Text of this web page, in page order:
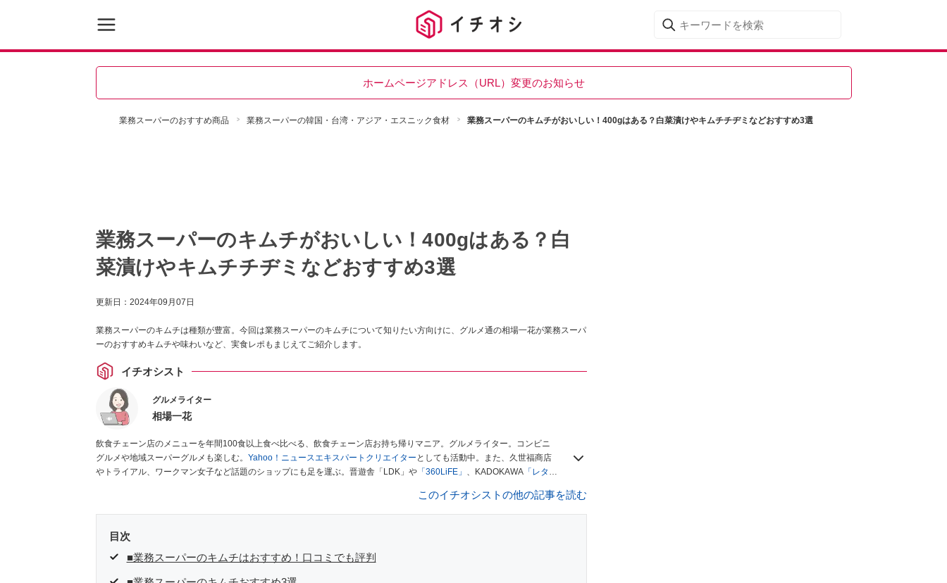
ホームページアドレス（URL）変更のお知らせ
業務スーパーのおすすめ商品 業務スーパーの韓国・台湾・アジア・エスニック食材 業務スーパーのキムチがおいしい！400gはある？白菜漬けやキムチチヂミなどおすすめ3選
業務スーパーのキムチがおいしい！400gはある？白
菜漬けやキムチチヂミなどおすすめ3選
更新日： 2024年09月07日
業務スーパーのキムチは種類が豊富。今回は業務スーパーのキムチについて知りたい方向けに、グルメ通の相場一花が業務スーパ
ーのおすすめキムチや味わいなど、実食レポもまじえてご紹介します。
イチオシスト
グルメライター
相場一花
飲食チェーン店のメニューを年間100食以上食べ比べる、飲食チェーン店お持ち帰りマニア。グルメライター。コンビニ
グルメや地域スーパーグルメも楽しむ。 Yahoo！ニュースエキスパートクリエイター としても活動中。また、久世福商店
やトライアル、ワークマン女子など話題のショップにも足を運ぶ。晋遊舎「LDK」や「360LiFE」 、KADOKAWA「レタス
このイチオシストの他の記事を読む
目次
■業務スーパーのキムチはおすすめ！口コミでも評判